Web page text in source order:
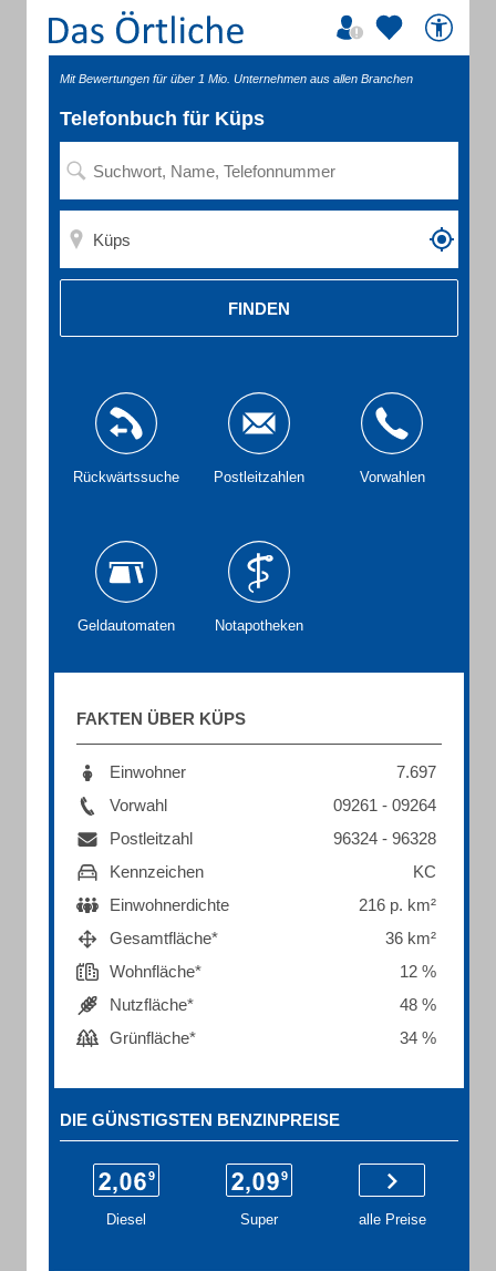
Mit Bewertungen für über 1 Mio. Unternehmen aus allen Branchen
Telefonbuch für Küps
FINDEN
Rückwärtssuche Postleitzahlen Vorwahlen
Geldautomaten Notapotheken
FAKTEN ÜBER KÜPS
Einwohner
7.697
Vorwahl
09261 - 09264
Postleitzahl
96324 - 96328
Kennzeichen
KC
Einwohnerdichte
216 p. km²
Gesamtfläche*
36 km²
Wohnfläche*
12 %
Nutzfläche*
48 %
Grünfläche*
34 %
DIE GÜNSTIGSTEN BENZINPREISE
Diesel Super alle Preise